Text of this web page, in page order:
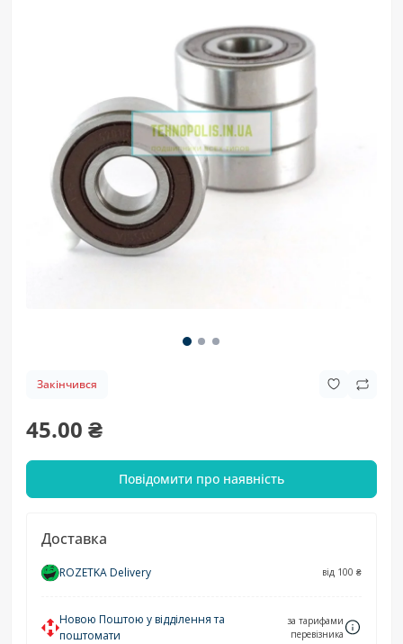
Закінчився
45.00 ₴
Повідомити про наявність
Доставка
ROZETKA Delivery від 100 ₴
Новою Поштою у відділення та
поштомати
за тарифами
перевізника